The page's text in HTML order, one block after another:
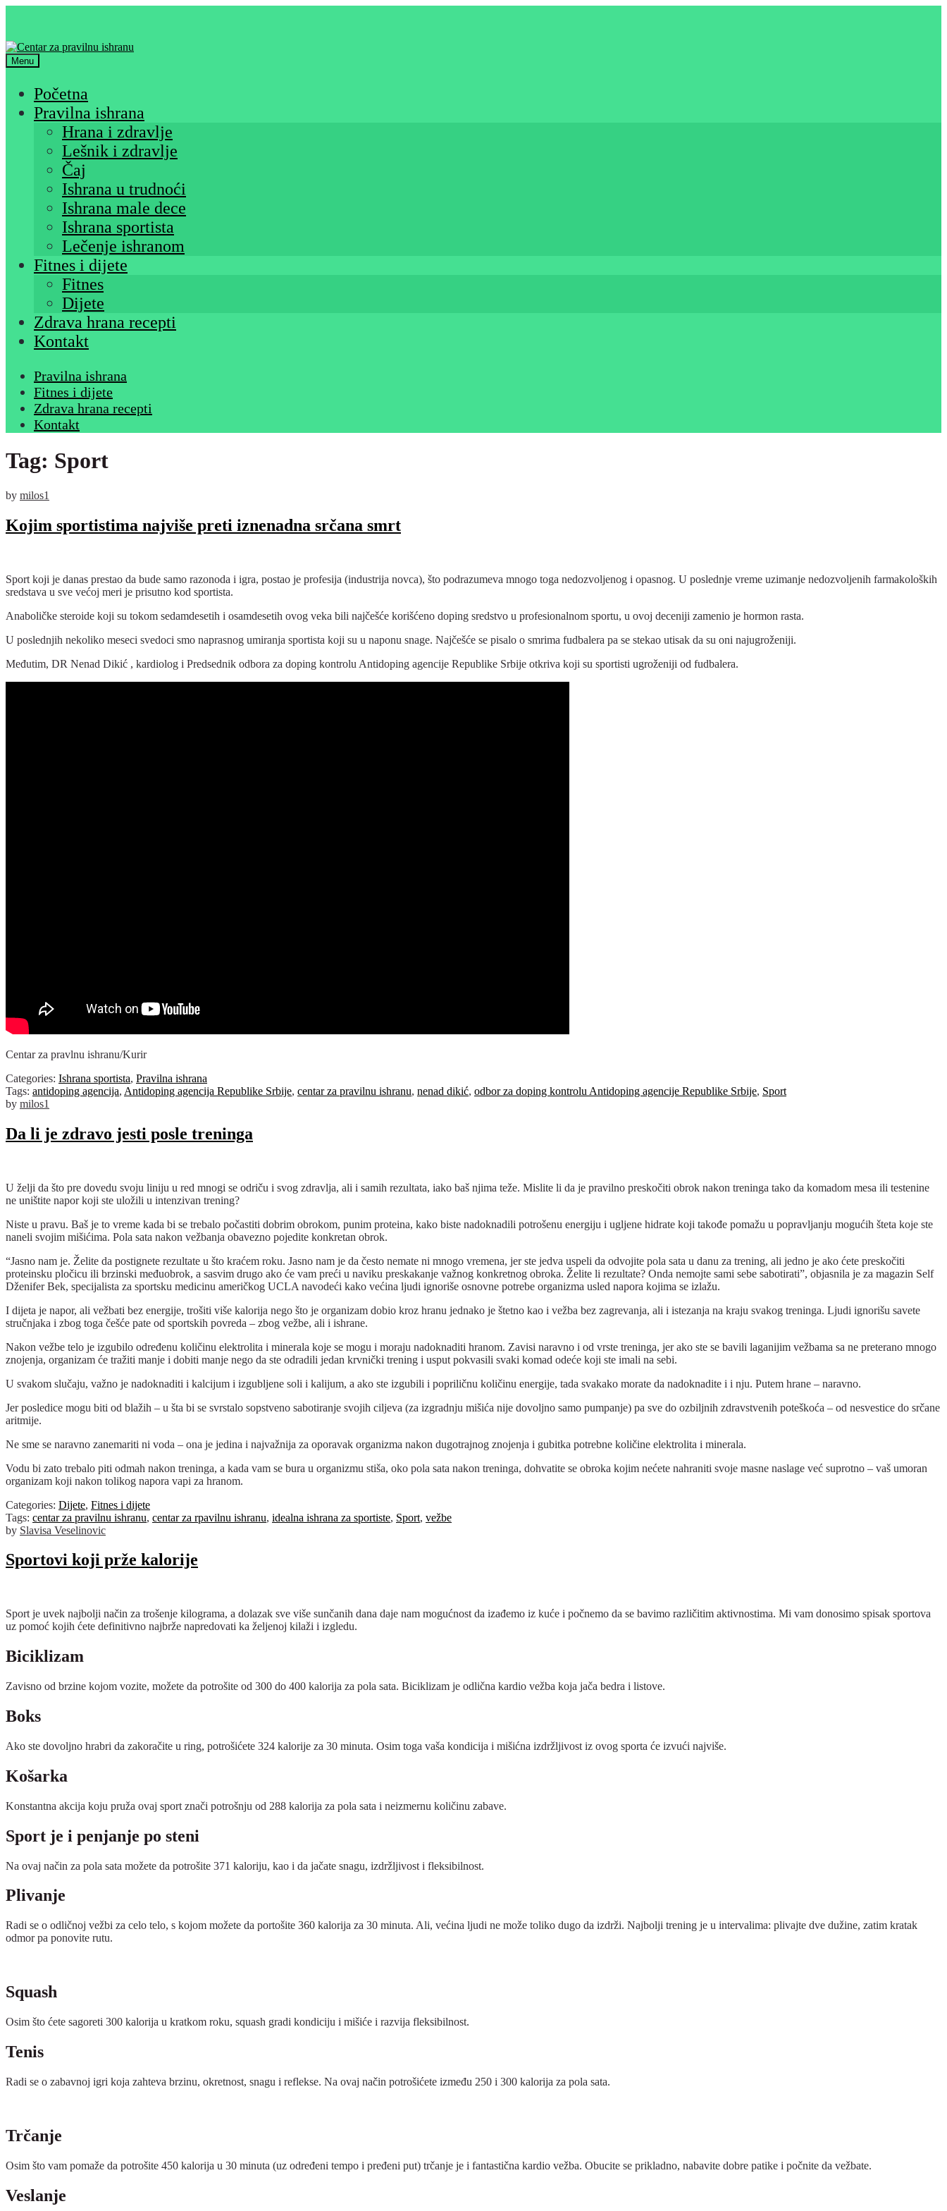
Menu
Početna
Pravilna ishrana
Hrana i zdravlje
Lešnik i zdravlje
Čaj
Ishrana u trudnoći
Ishrana male dece
Ishrana sportista
Lečenje ishranom
Fitnes i dijete
Fitnes
Dijete
Zdrava hrana recepti
Kontakt
Pravilna ishrana
Fitnes i dijete
Zdrava hrana recepti
Kontakt
Tag: Sport
by milos1
Kojim sportistima najviše preti iznenadna srčana smrt
Sport koji je danas prestao da bude samo razonoda i igra, postao je profesija (industrija novca), što podrazumeva mnogo toga nedozvoljenog i opasnog. U poslednje vreme uzimanje nedozvoljenih farmakoloških
sredstava u sve većoj meri je prisutno kod sportista.
Anaboličke steroide koji su tokom sedamdesetih i osamdesetih ovog veka bili najčešće korišćeno doping sredstvo u profesionalnom sportu, u ovoj deceniji zamenio je hormon rasta.
U poslednjih nekoliko meseci svedoci smo naprasnog umiranja sportista koji su u naponu snage. Najčešće se pisalo o smrima fudbalera pa se stekao utisak da su oni najugroženiji.
Međutim, DR Nenad Dikić , kardiolog i Predsednik odbora za doping kontrolu Antidoping agencije Republike Srbije otkriva koji su sportisti ugroženiji od fudbalera.
Centar za pravlnu ishranu/Kurir
Categories: Ishrana sportista, Pravilna ishrana
Tags: antidoping agencija, Antidoping agencija Republike Srbije, centar za pravilnu ishranu, nenad dikić, odbor za doping kontrolu Antidoping agencije Republike Srbije, Sport
by milos1
Da li je zdravo jesti posle treninga
U želji da što pre dovedu svoju liniju u red mnogi se odriču i svog zdravlja, ali i samih rezultata, iako baš njima teže. Mislite li da je pravilno preskočiti obrok nakon treninga tako da komadom mesa ili testenine
ne uništite napor koji ste uložili u intenzivan trening?
Niste u pravu. Baš je to vreme kada bi se trebalo počastiti dobrim obrokom, punim proteina, kako biste nadoknadili potrošenu energiju i ugljene hidrate koji takođe pomažu u popravljanju mogućih šteta koje ste
naneli svojim mišićima. Pola sata nakon vežbanja obavezno pojedite konkretan obrok.
“Jasno nam je. Želite da postignete rezultate u što kraćem roku. Jasno nam je da često nemate ni mnogo vremena, jer ste jedva uspeli da odvojite pola sata u danu za trening, ali jedno je ako ćete preskočiti
proteinsku pločicu ili brzinski međuobrok, a sasvim drugo ako će vam preći u naviku preskakanje važnog konkretnog obroka. Želite li rezultate? Onda nemojte sami sebe sabotirati”, objasnila je za magazin Self
Dženifer Bek, specijalista za sportsku medicinu američkog UCLA navodeći kako većina ljudi ignoriše osnovne potrebe organizma usled napora kojima se izlažu.
I dijeta je napor, ali vežbati bez energije, trošiti više kalorija nego što je organizam dobio kroz hranu jednako je štetno kao i vežba bez zagrevanja, ali i istezanja na kraju svakog treninga. Ljudi ignorišu savete
stručnjaka i zbog toga češće pate od sportskih povreda – zbog vežbe, ali i ishrane.
Nakon vežbe telo je izgubilo određenu količinu elektrolita i minerala koje se mogu i moraju nadoknaditi hranom. Zavisi naravno i od vrste treninga, jer ako ste se bavili laganijim vežbama sa ne preterano mnogo
znojenja, organizam će tražiti manje i dobiti manje nego da ste odradili jedan krvnički trening i usput pokvasili svaki komad odeće koji ste imali na sebi.
U svakom slučaju, važno je nadoknaditi i kalcijum i izgubljene soli i kalijum, a ako ste izgubili i popriličnu količinu energije, tada svakako morate da nadoknadite i i nju. Putem hrane – naravno.
Jer posledice mogu biti od blažih – u šta bi se svrstalo sopstveno sabotiranje svojih ciljeva (za izgradnju mišića nije dovoljno samo pumpanje) pa sve do ozbiljnih zdravstvenih poteškoća – od nesvestice do srčane
aritmije.
Ne sme se naravno zanemariti ni voda – ona je jedina i najvažnija za oporavak organizma nakon dugotrajnog znojenja i gubitka potrebne količine elektrolita i minerala.
Vodu bi zato trebalo piti odmah nakon treninga, a kada vam se bura u organizmu stiša, oko pola sata nakon treninga, dohvatite se obroka kojim nećete nahraniti svoje masne naslage već suprotno – vaš umoran
organizam koji nakon tolikog napora vapi za hranom.
Categories: Dijete, Fitnes i dijete
Tags: centar za pravilnu ishranu, centar za rpavilnu ishranu, idealna ishrana za sportiste, Sport, vežbe
by Slavisa Veselinovic
Sportovi koji prže kalorije
Sport je uvek najbolji način za trošenje kilograma, a dolazak sve više sunčanih dana daje nam mogućnost da izađemo iz kuće i počnemo da se bavimo različitim aktivnostima. Mi vam donosimo spisak sportova
uz pomoć kojih ćete definitivno najbrže napredovati ka željenoj kilaži i izgledu.
Biciklizam
Zavisno od brzine kojom vozite, možete da potrošite od 300 do 400 kalorija za pola sata. Biciklizam je odlična kardio vežba koja jača bedra i listove.
Boks
Ako ste dovoljno hrabri da zakoračite u ring, potrošićete 324 kalorije za 30 minuta. Osim toga vaša kondicija i mišićna izdržljivost iz ovog sporta će izvući najviše.
Košarka
Konstantna akcija koju pruža ovaj sport znači potrošnju od 288 kalorija za pola sata i neizmernu količinu zabave.
Sport je i penjanje po steni
Na ovaj način za pola sata možete da potrošite 371 kaloriju, kao i da jačate snagu, izdržljivost i fleksibilnost.
Plivanje
Radi se o odličnoj vežbi za celo telo, s kojom možete da portošite 360 kalorija za 30 minuta. Ali, većina ljudi ne može toliko dugo da izdrži. Najbolji trening je u intervalima: plivajte dve dužine, zatim kratak
odmor pa ponovite rutu.
Squash
Osim što ćete sagoreti 300 kalorija u kratkom roku, squash gradi kondiciju i mišiće i razvija fleksibilnost.
Tenis
Radi se o zabavnoj igri koja zahteva brzinu, okretnost, snagu i reflekse. Na ovaj način potrošićete između 250 i 300 kalorija za pola sata.
Trčanje
Osim što vam pomaže da potrošite 450 kalorija u 30 minuta (uz određeni tempo i pređeni put) trčanje je i fantastična kardio vežba. Obucite se prikladno, nabavite dobre patike i počnite da vežbate.
Veslanje